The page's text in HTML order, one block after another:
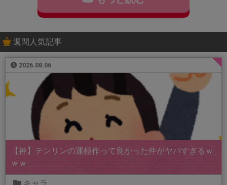
週間人気記事
2026.08.06
【神】テンリンの運極作って良かった件がヤバすぎるｗ
ｗｗ
キャラ